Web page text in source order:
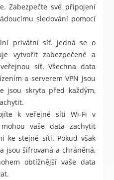
Zabezpečte své připojení
sledování pomocí
privátní síť. Jedná se o
vytvořit zabezpečené a
síť. Všechna data
a serverem VPN jsou
jsou skryta před každým,
k veřejné síti Wi-Fi v
vaše data zachytit
ke stejné síti. Pokud však
jsou šifrovaná a chráněná,
obtížnější vaše data